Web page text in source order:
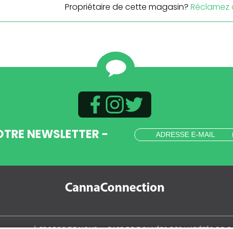
Propriétaire de cette magasin?
NEWSLETTER -